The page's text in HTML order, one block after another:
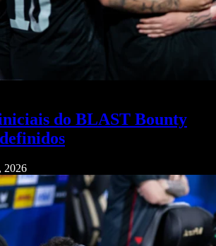
do BLAST Bounty
2026